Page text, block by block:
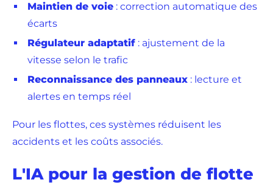
Maintien de voie : correction automatique des
écarts
Régulateur adaptatif : ajustement de la
vitesse selon le trafic
Reconnaissance des panneaux : lecture et
alertes en temps réel
Pour les flottes, ces systèmes réduisent les
accidents et les coûts associés.
L'IA pour la gestion de flotte